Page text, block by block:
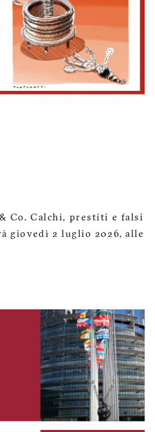
Co. Calchi, prestiti e falsi
giovedì 2 luglio 2026, alle